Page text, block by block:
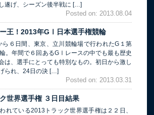
遂げ、シーズン後半戦に […]
Posted on: 2013.08.04
王！2013年GⅠ日本選手権競輪
６日間、東京、立川競輪場で行われたG１第
。年間で６回あるGⅠレースの中でも最も歴史
は、選手にとっても特別なもの。初日から激し
られ、24日の決 […]
Posted on: 2013.03.31
世界選手権 ３日目結果
れている2013トラック世界選手権は２２日、